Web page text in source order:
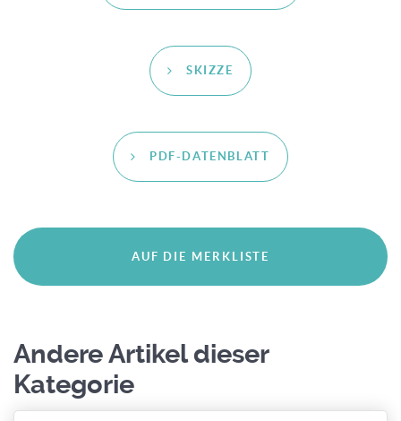
SKIZZE
PDF-DATENBLATT
Andere Artikel dieser
Kategorie